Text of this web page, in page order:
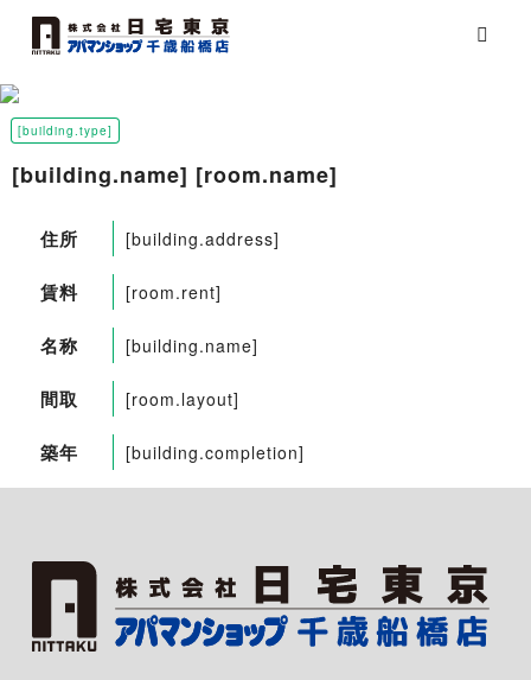
[building.type]
[building.name] [room.name]
住所 [building.address]
賃料 [room.rent]
名称 [building.name]
間取 [room.layout]
築年 [building.completion]